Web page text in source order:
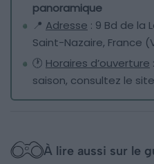
panoramique
📍 Adresse : 9 Bd de la
Saint-Nazaire, France
🕐 Horaires d’ouverture
saison, consultez le
À lire aussi sur le